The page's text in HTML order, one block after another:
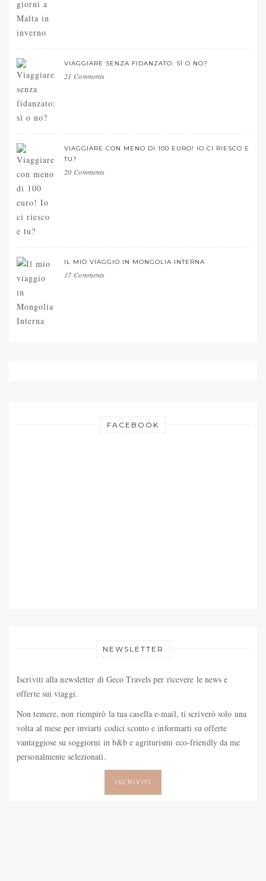
VIAGGIARE SENZA FIDANZATO: SÌ O NO?
21 Comments
VIAGGIARE CON MENO DI 100 EURO! IO CI RIESCO E
TU?
20 Comments
IL MIO VIAGGIO IN MONGOLIA INTERNA
17 Comments
FACEBOOK
NEWSLETTER
Iscriviti alla newsletter di Geco Travels per ricevere le news e
offerte sui viaggi.
Non temere, non riempirò la tua casella e-mail, ti scriverò solo una
volta al mese per inviarti codici sconto e informarti su offerte
vantaggiose su soggiorni in b&b e agriturismi eco-friendly da me
personalmente selezionati.